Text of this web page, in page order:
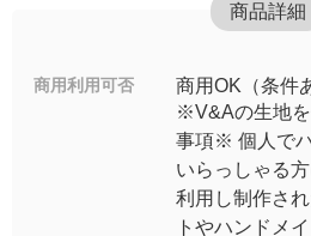
商品詳細
商用利用可否
商用OK（条件
※V&Aの生地
事項※ 個人で
いらっしゃる
利用し制作さ
トやハンドメ